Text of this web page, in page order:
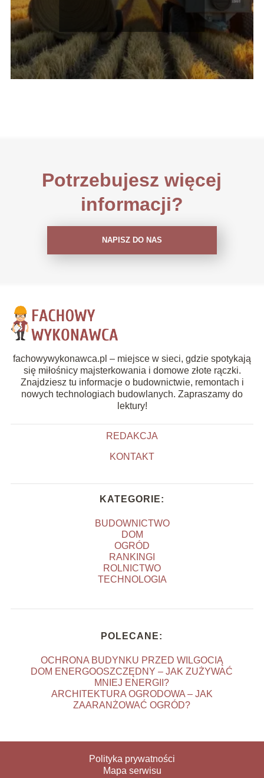
rolująca – co wybrać?
Potrzebujesz więcej
informacji?
NAPISZ DO NAS
fachowywykonawca.pl – miejsce w sieci, gdzie spotykają
się miłośnicy majsterkowania i domowe złote rączki.
Znajdziesz tu informacje o budownictwie, remontach i
nowych technologiach budowlanych. Zapraszamy do
lektury!
REDAKCJA
KONTAKT
KATEGORIE:
BUDOWNICTWO
DOM
OGRÓD
RANKINGI
ROLNICTWO
TECHNOLOGIA
POLECANE:
OCHRONA BUDYNKU PRZED WILGOCIĄ
DOM ENERGOOSZCZĘDNY – JAK ZUŻYWAĆ
MNIEJ ENERGII?
ARCHITEKTURA OGRODOWA – JAK
ZAARANŻOWAĆ OGRÓD?
Polityka prywatności
Mapa serwisu